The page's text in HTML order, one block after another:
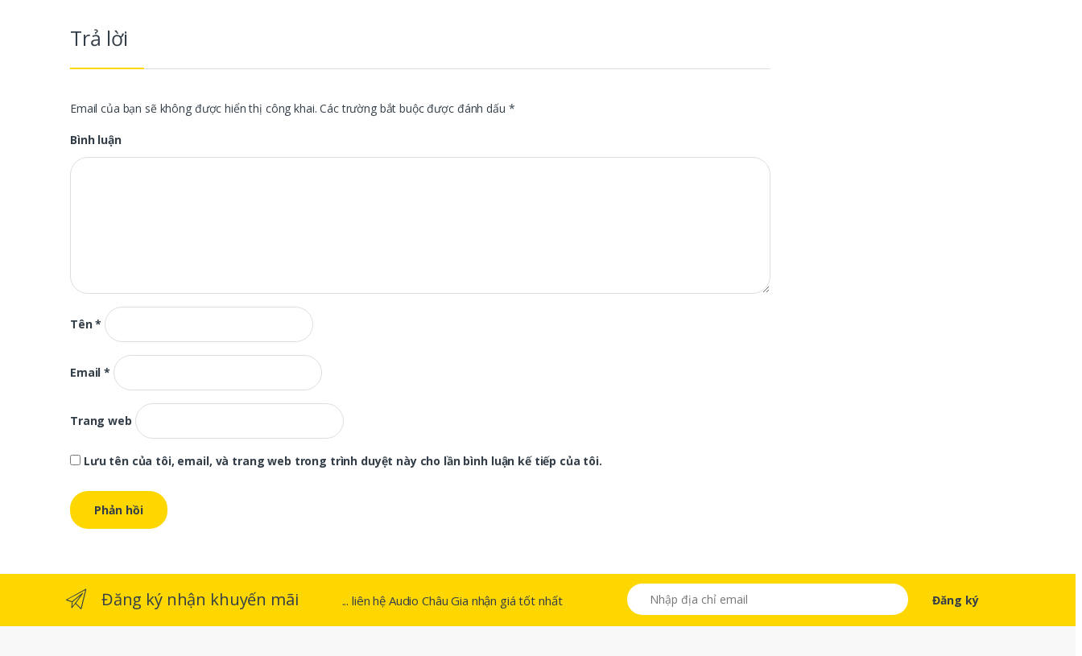
Trả lời
Email của bạn sẽ không được hiển thị công khai. Các trường bắt buộc được đánh dấu *
Bình luận
Tên*
Email*
Trang web
Lưu tên của tôi, email, và trang web trong trình duyệt này cho lần bình luận kế tiếp của tôi.
Đăng ký nhận khuyến mãi ... liên hệ Audio Châu Gia nhận giá tốt nhất